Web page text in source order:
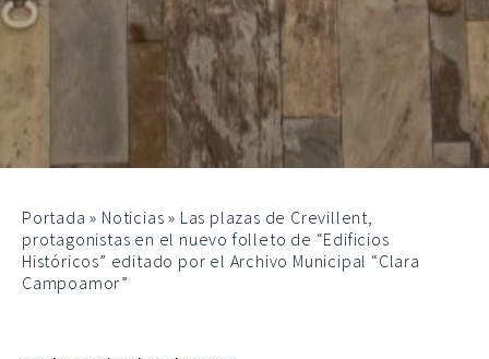
Portada » Noticias » Las plazas de Crevillent,
protagonistas en el nuevo folleto de “Edificios
Históricos” editado por el Archivo Municipal “Clara
Campoamor”